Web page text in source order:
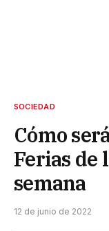
SOCIEDAD
Cómo
Ferias de
semana
12 de junio de 2022